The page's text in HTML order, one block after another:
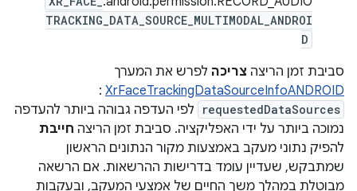
TRACKING_DATA_SOURCE_MULTIMODAL_ANDROI
D
סביבת זמן הריצה צריכה לפרש את המערך
XrFaceTrackingDataSourceInfoANDROID
:
requestedDataSources
לפי העדפה גבוהה ביותר להעדפה
נמוכה ביותר על ידי האפליקציה. סביבת זמן הריצה חייבת
להפיק נתוני מעקב באמצעות מקור הנתונים הראשון
שמתבקש, שעדיין עומד בדרישות ההרשאות. אם הרשאה
מבוטלת במהלך משך החיים של אמצעי המעקב, ובעקבות